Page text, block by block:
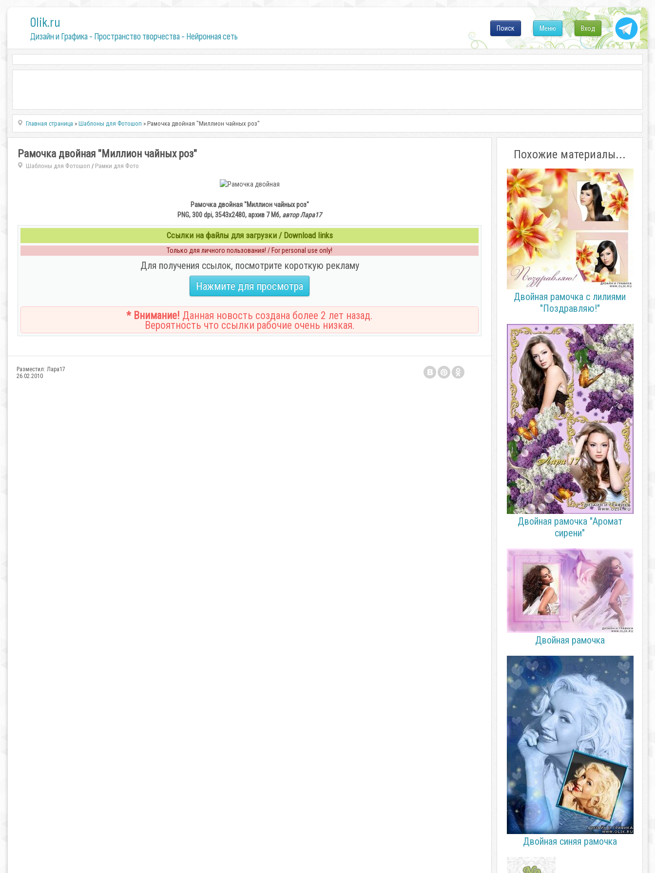
0lik.ru
Дизайн и Графика - Пространство творчества - Нейронная сеть
Вход
Меню
Поиск
Главная страница »Шаблоны для Фотошоп » Рамочка двойная "Миллион чайных роз"
Рамочка двойная "Миллион чайных роз"
Шаблоны для Фотошоп / Рамки для Фото
Рамочка двойная "Миллион чайных роз"
PNG, 300 dpi, 3543х2480, архив 7 Мб, автор Лара17
Ссылки на файлы для загрузки / Download links
Только для личного пользования! / For personal use only!
Для получения ссылок, посмотрите короткую рекламу
Нажмите для просмотра
* Внимание! Данная новость создана более 2 лет назад.
Вероятность что ссылки рабочие очень низкая.
Разместил: Лара17
26.02.2010
Похожие материалы...
Двойная рамочка с лилиями
"Поздравляю!"
Двойная рамочка "Аромат
сирени"
Двойная рамочка
Двойная синяя рамочка